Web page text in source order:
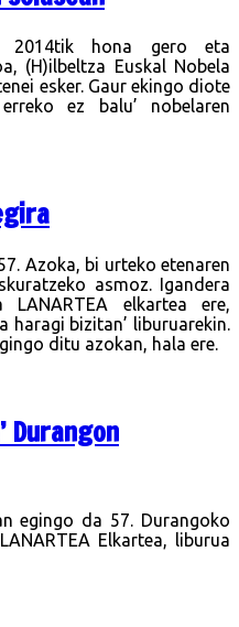
2014tik hona gero eta
(H)ilbeltza Euskal Nobela
esker. Gaur ekingo diote
ez balu’ nobelaren
Azoka, bi urteko etenaren
asmoz. Igandera
elkartea ere,
haragi bizitan’ liburuarekin.
ditu azokan, hala ere.
Durangon
egingo da 57. Durangoko
Elkartea, liburua